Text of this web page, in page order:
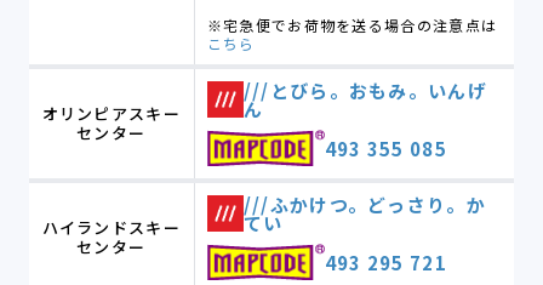
※宅急便でお荷物を送る場合の注意点は
こちら
オリンピアスキー
センター
///とびら。おもみ。いんげ
ん
493 355 085
ハイランドスキー
センター
///ふかけつ。どっさり。か
てい
493 295 721